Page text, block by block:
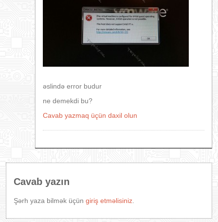
əslində error budur
ne demekdi bu?
Cavab yazmaq üçün daxil olun
Cavab yazın
Şərh yaza bilmək üçün giriş etməlisiniz